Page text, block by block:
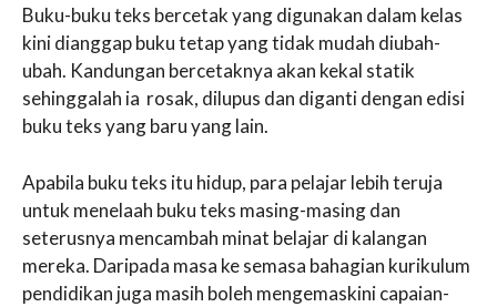
Buku-buku teks bercetak yang digunakan dalam kelas
kini dianggap buku tetap yang tidak mudah diubah-
ubah. Kandungan bercetaknya akan kekal statik
sehinggalah ia rosak, dilupus dan diganti dengan edisi
buku teks yang baru yang lain.
Apabila buku teks itu hidup, para pelajar lebih teruja
untuk menelaah buku teks masing-masing dan
seterusnya mencambah minat belajar di kalangan
mereka. Daripada masa ke semasa bahagian kurikulum
pendidikan juga masih boleh mengemaskini capaian-